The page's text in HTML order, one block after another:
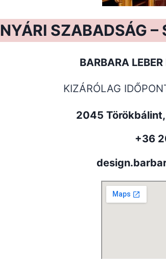
NYÁRI SZABADSÁG –
BARBARA
KIZÁRÓLAG
2045
+36